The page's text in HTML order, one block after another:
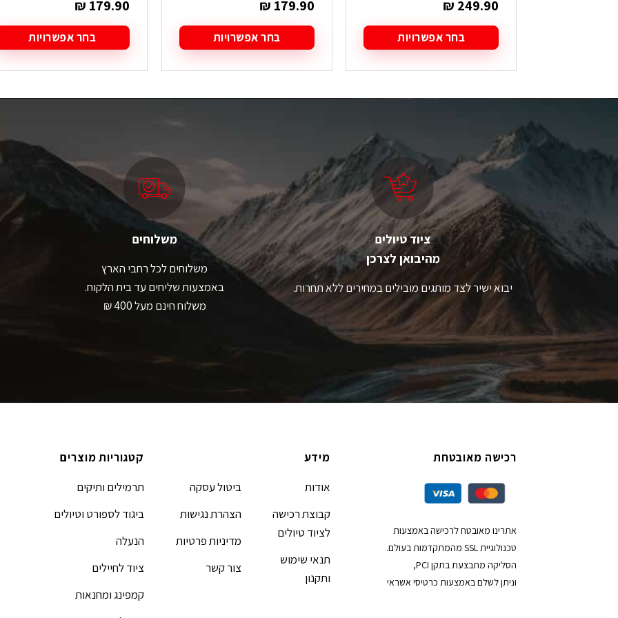
₪ 249.90
בחר אפשרויות
למוצר
זה
ניתן
לבחור
את
האפשרויות
בעמוד
המוצר
₪ 179.90
בחר אפשרויות
למוצר
זה
את
האפשרויות
בעמוד
המוצר
₪ 179.90
בחר אפשרויות
למוצר
זה
את
האפשרויות
בעמוד
ציוד טיולים
מהיבואן לצרכן
יבוא ישיר לצד מותגים מובילים במחירים ללא תחרות.
משלוחים
משלוחים לכל רחבי הארץ
באמצעות שליחים עד בית הלקוח.
משלוח חינם מעל 400 ₪
רכישה מאובטחת
אתרינו מאובטח לרכישה באמצעות
טכנולוגיית SSL מהמתקדמות בעולם.
הסליקה מתבצעת בתקן PCI,
וניתן לשלם באמצעות כרטיסי אשראי
מידע
אודות
קבוצת רכישה
לציוד טיולים
תנאי שימוש
ותקנון
ביטול עסקה
הצהרת נגישות
מדיניות פרטיות
צור קשר
קטגוריות מוצרים
תרמילים ותיקים
ביגוד לספורט וטיולים
הנעלה
ציוד לחיילים
קמפינג ומחנאות